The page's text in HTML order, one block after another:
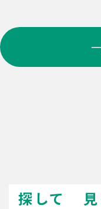
ケ
探して